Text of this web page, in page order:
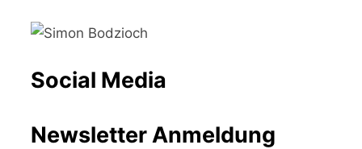
Social Media
Newsletter Anmeldung